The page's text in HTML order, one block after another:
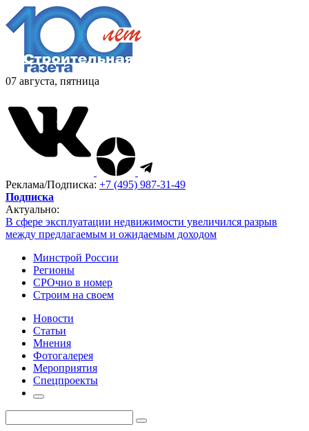
07 августа, пятница
Реклама/Подписка: +7 (495) 987-31-49
Подписка
Актуально:
В сфере эксплуатации недвижимости увеличился разрыв
между предлагаемым и ожидаемым доходом
Минстрой России
Регионы
СРОчно в номер
Строим на своем
Новости
Статьи
Мнения
Фотогалерея
Мероприятия
Спецпроекты